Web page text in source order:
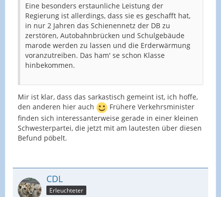
Eine besonders erstaunliche Leistung der
Regierung ist allerdings, dass sie es geschafft hat,
in nur 2 Jahren das Schienennetz der DB zu
zerstören, Autobahnbrücken und Schulgebäude
marode werden zu lassen und die Erderwärmung
voranzutreiben. Das ham' se schon Klasse
hinbekommen.
Mir ist klar, dass das sarkastisch gemeint ist, ich hoffe,
den anderen hier auch
Frühere Verkehrsminister
finden sich interessanterweise gerade in einer kleinen
Schwesterpartei, die jetzt mit am lautesten über diesen
Befund pöbelt.
CDL
Erleuchteter